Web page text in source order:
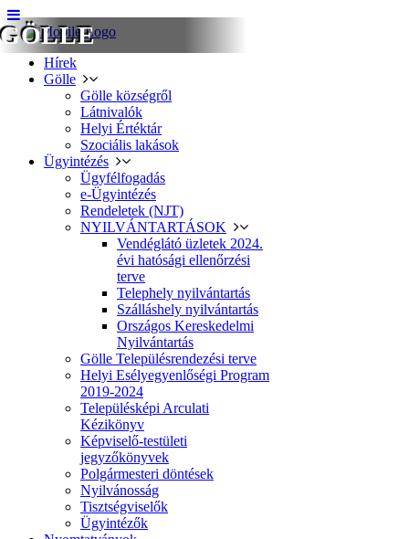
Hírek
Gölle
Gölle községről
Látnivalók
Helyi Értéktár
Szociális lakások
Ügyintézés
Ügyfélfogadás
e-Ügyintézés
Rendeletek (NJT)
NYILVÁNTARTÁSOK
Vendéglátó üzletek 2024.
évi hatósági ellenőrzési
terve
Telephely nyilvántartás
Szálláshely nyilvántartás
Országos Kereskedelmi
Nyilvántartás
Gölle Településrendezési terve
Helyi Esélyegyenlőségi Program
2019-2024
Településképi Arculati
Kézikönyv
Képviselő-testületi
jegyzőkönyvek
Polgármesteri döntések
Nyilvánosság
Tisztségviselők
Ügyintézők
GÖLLE